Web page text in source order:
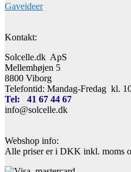
Gaveideer
Kontakt:
Solcelle.dk ApS
Mellemhøjen 5
8800 Viborg
Telefontid: Mandag-Fredag kl.
Tel: 41 67 44 67
info@solcelle.dk
Webshop info:
Alle priser er i DKK inkl. moms